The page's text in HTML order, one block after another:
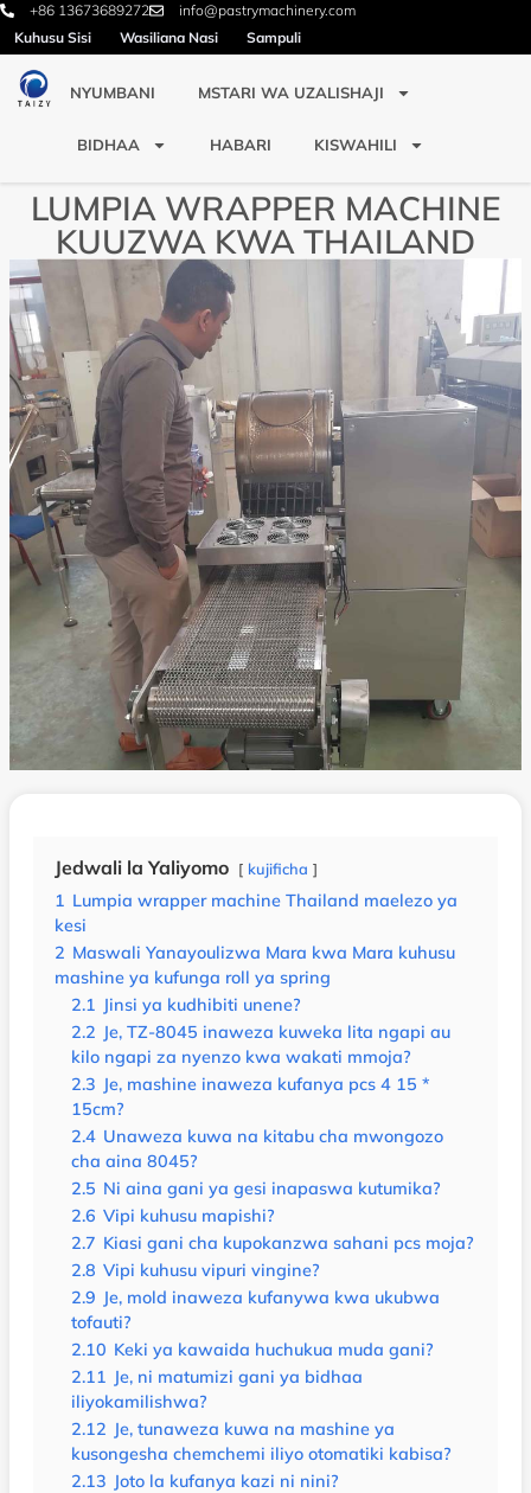
+86 13673689272
info@pastrymachinery.com
Kuhusu Sisi
Wasiliana Nasi Sampuli
NYUMBANI MSTARI WA UZALISHAJI
BIDHAA HABARI KISWAHILI
LUMPIA WRAPPER MACHINE
KUUZWA KWA THAILAND
Jedwali la Yaliyomo kujificha
1 Lumpia wrapper machine Thailand maelezo ya
kesi
2 Maswali Yanayoulizwa Mara kwa Mara kuhusu
mashine ya kufunga roll ya spring
2.1 Jinsi ya kudhibiti unene?
2.2 Je, TZ-8045 inaweza kuweka lita ngapi au
kilo ngapi za nyenzo kwa wakati mmoja?
2.3 Je, mashine inaweza kufanya pcs 4 15 *
15cm?
2.4 Unaweza kuwa na kitabu cha mwongozo
cha aina 8045?
2.5 Ni aina gani ya gesi inapaswa kutumika?
2.6 Vipi kuhusu mapishi?
2.7 Kiasi gani cha kupokanzwa sahani pcs moja?
2.8 Vipi kuhusu vipuri vingine?
2.9 Je, mold inaweza kufanywa kwa ukubwa
tofauti?
2.10 Keki ya kawaida huchukua muda gani?
2.11 Je, ni matumizi gani ya bidhaa
iliyokamilishwa?
2.12 Je, tunaweza kuwa na mashine ya
kusongesha chemchemi iliyo otomatiki kabisa?
2.13 Joto la kufanya kazi ni nini?